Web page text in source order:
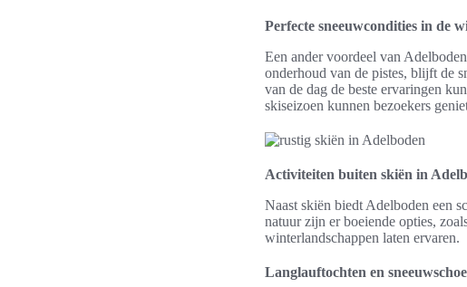
Perfecte sneeuwcondities in de
Een ander voordeel van
onderhoud van de pistes, blijft de
van de dag de beste ervaringen
skiseizoen kunnen bezoekers
Activiteiten buiten skiën in
Naast skiën biedt Adelboden een
natuur zijn er boeiende opties,
winterlandschappen laten ervaren.
Langlauftochten en